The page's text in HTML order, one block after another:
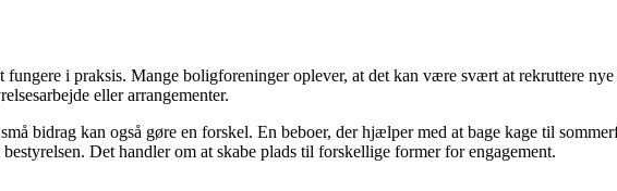
i praksis. Mange boligforeninger oplever, at det kan være svært at rekruttere
eller arrangementer.
bidrag kan også gøre en forskel. En beboer, der hjælper med at bage kage til
Det handler om at skabe plads til forskellige former for engagement.